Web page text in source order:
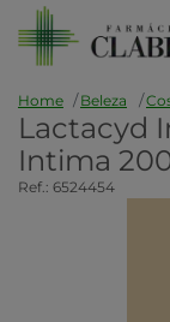
Home Beleza
Lactacyd
Intima
Ref.: 6524454